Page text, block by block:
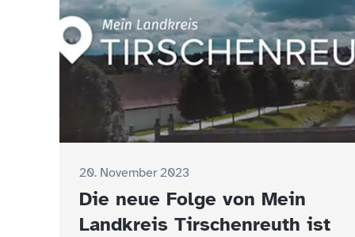
20. November 2023
Die neue Folge von Mein
Landkreis Tirschenreuth ist